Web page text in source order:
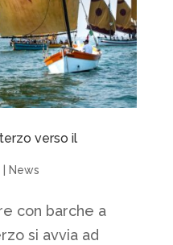
verso il
News
con barche a
si avvia ad